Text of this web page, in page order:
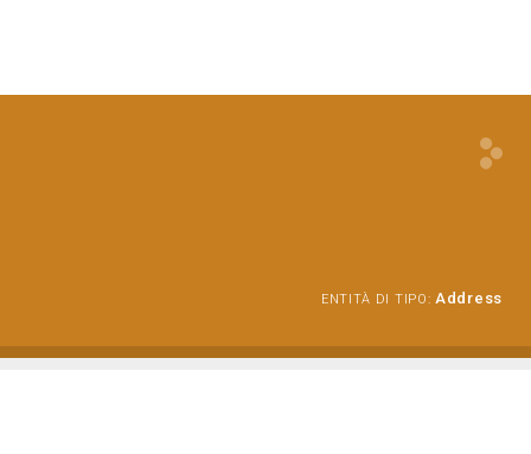
ENTITÀ DI TIPO: Address